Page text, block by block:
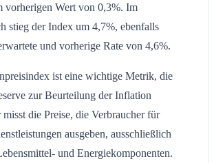
vorherigen Wert von 0,3%. Im
stieg der Index um 4,7%, ebenfalls
und vorherige Rate von 4,6%.
ist eine wichtige Metrik, die
zur Beurteilung der Inflation
die Preise, die Verbraucher für
ausgeben, ausschließlich
und Energiekomponenten.